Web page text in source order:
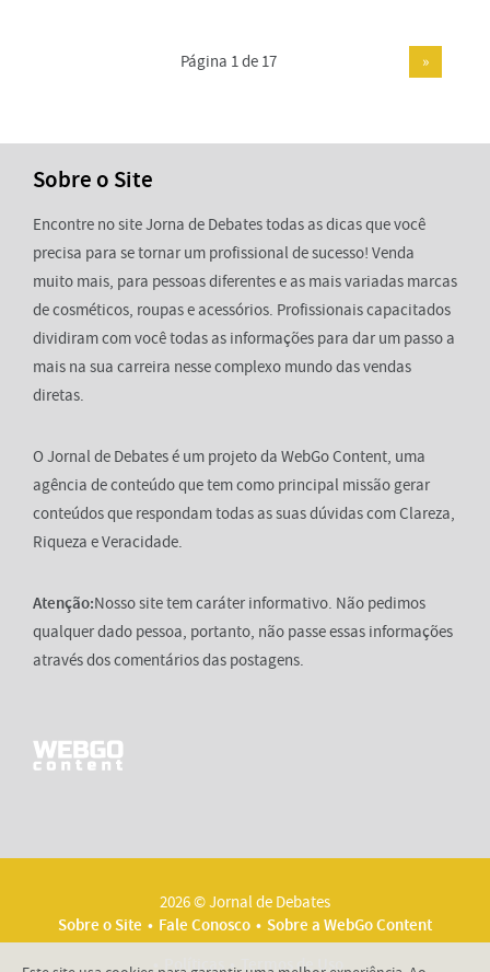
Página 1 de 17 »
Sobre o Site
Encontre no site Jorna de Debates todas as dicas que você
precisa para se tornar um profissional de sucesso! Venda
muito mais, para pessoas diferentes e as mais variadas marcas
de cosméticos, roupas e acessórios. Profissionais capacitados
dividiram com você todas as informações para dar um passo a
mais na sua carreira nesse complexo mundo das vendas
diretas.
O Jornal de Debates é um projeto da WebGo Content, uma
agência de conteúdo que tem como principal missão gerar
conteúdos que respondam todas as suas dúvidas com Clareza,
Riqueza e Veracidade.
Atenção:Nosso site tem caráter informativo. Não pedimos
qualquer dado pessoa, portanto, não passe essas informações
através dos comentários das postagens.
2026 © Jornal de Debates
Sobre o Site
Fale Conosco
Sobre a WebGo Content
Termos de Uso